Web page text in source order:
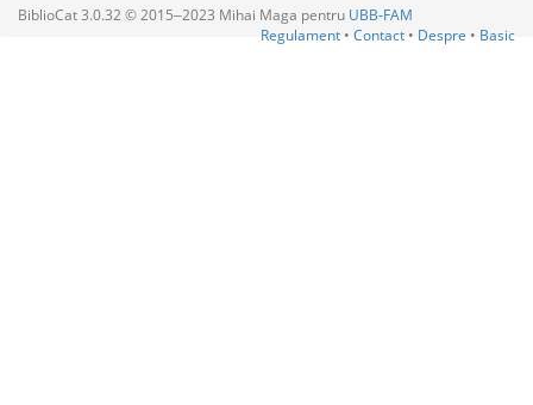
BiblioCat 3.0.32 © 2015‒2023 Mihai Maga pentru UBB-FAM
Regulament • Contact • Despre • Basic